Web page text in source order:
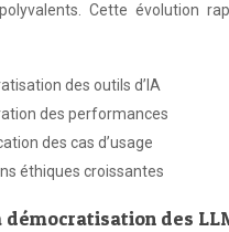
Cette évolution
des outils d’IA
des performances
des cas d’usage
éthiques croissantes
démocratisation des